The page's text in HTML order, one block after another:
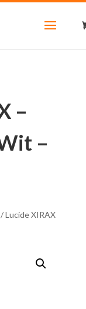
–
–
/ Lucide XIRAX